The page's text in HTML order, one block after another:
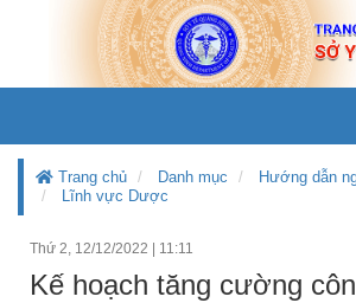
Trang chủ Danh mục
Hướng dẫn
Lĩnh vực Dược
Thứ 2, 12/12/2022 11:11
Kế hoạch tăng cường